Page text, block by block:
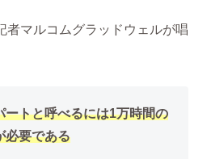
者マルコムグラッドウェルが唱
ートと呼べるには1万時間の
必要である